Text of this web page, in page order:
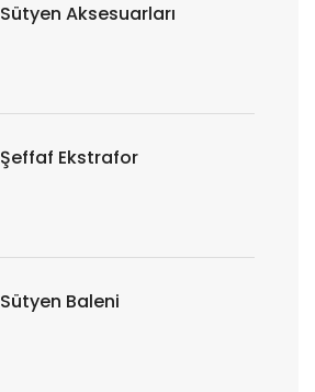
Sütyen Aksesuarları
Şeffaf Ekstrafor
Sütyen Baleni